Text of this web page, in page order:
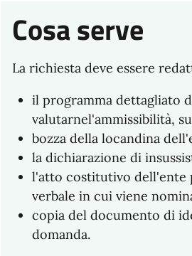
Cosa serve
La richiesta deve essere
il programma dettagliato
valutarnel'ammissibilità,
bozza della locandina
la dichiarazione di
l'atto costitutivo dell'ente
verbale in cui viene
copia del documento di
domanda.